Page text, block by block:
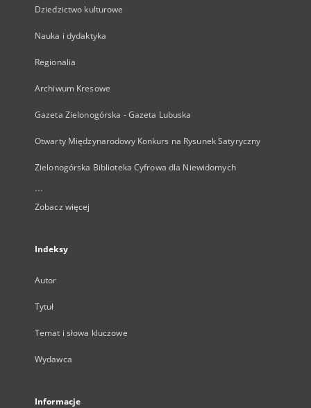
Dziedzictwo kulturowe
Nauka i dydaktyka
Regionalia
Archiwum Kresowe
Gazeta Zielonogórska - Gazeta Lubuska
Otwarty Międzynarodowy Konkurs na Rysunek Satyryczny
Zielonogórska Biblioteka Cyfrowa dla Niewidomych
...
Zobacz więcej
Indeksy
Autor
Tytuł
Temat i słowa kluczowe
Wydawca
Informacje